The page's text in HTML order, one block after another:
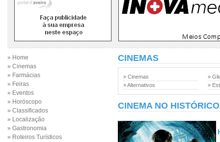
» Home
» Cinemas
» Farmácias
» Feiras
» Eventos
» Horóscopo
» Classificados
» Localização
» Gastronomia
» Roteiros Turísticos
CINEMAS
» Cinemas
» Alternativos
»
»
CINEMA NO HISTÓRICO